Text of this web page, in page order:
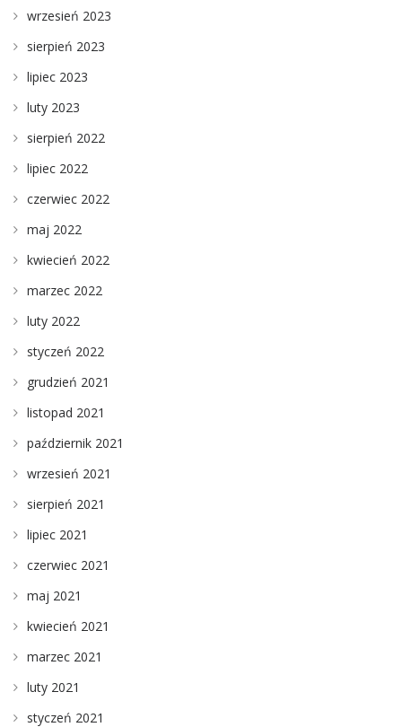
wrzesień 2023
sierpień 2023
lipiec 2023
luty 2023
sierpień 2022
lipiec 2022
czerwiec 2022
maj 2022
kwiecień 2022
marzec 2022
luty 2022
styczeń 2022
grudzień 2021
listopad 2021
październik 2021
wrzesień 2021
sierpień 2021
lipiec 2021
czerwiec 2021
maj 2021
kwiecień 2021
marzec 2021
luty 2021
styczeń 2021